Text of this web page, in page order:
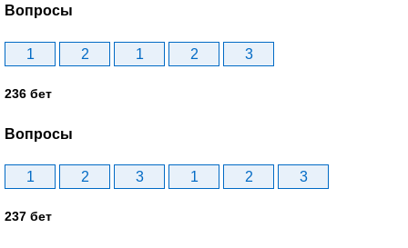
Вопросы
1 2 1 2 3
236 бет
Вопросы
1 2 3 1 2 3
237 бет